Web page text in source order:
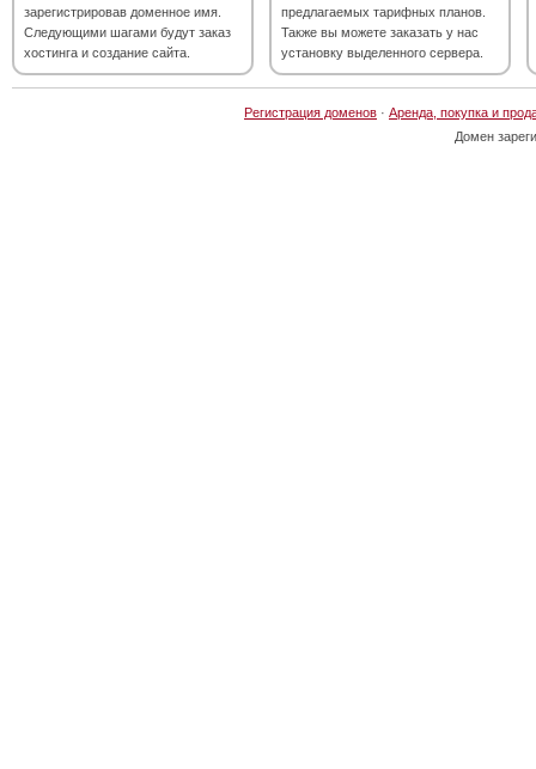
зарегистрировав доменное имя.
Следующими шагами будут заказ
хостинга и создание сайта.
предлагаемых тарифных планов.
Также вы можете заказать у нас
установку выделенного сервера.
Регистрация доменов · Аренда, покупка и
Домен